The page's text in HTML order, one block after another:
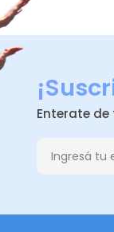
Enterate